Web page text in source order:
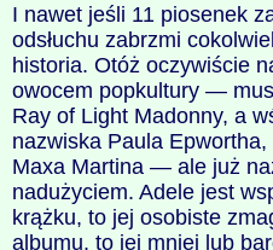
I nawet jeśli 11 piosenek
odsłuchu zabrzmi
historia. Otóż oczywiście
owocem popkultury —
Ray of Light Madonny, a
nazwiska Paula
Maxa Martina — ale już
nadużyciem. Adele jest
krążku, to jej osobiste
albumu, to jej mniej lub